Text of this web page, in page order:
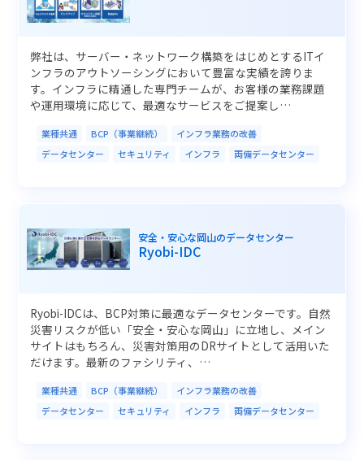
弊社は、サーバー・ネットワーク構築をはじめとするITイ
ンフラのアウトソーシングにおいて豊富な実績を誇りま
す。インフラに精通した専門チームが、お客様の業務課題
や運用環境に応じて、最適なサービスをご提案し…
業種共通 BCP（事業継続）
インフラ業務の改善
データセンター
セキュリティ インフラ 両備データセンター
安全・安心な岡山のデータセンター
Ryobi-IDC
Ryobi-IDCは、BCP対策に最適なデータセンターです。自然
災害リスクが低い「安全・安心な岡山」に立地し、メイン
サイトはもちろん、災害対策用のDRサイトとして活用いた
だけます。最新のファシリティ、…
業種共通 BCP（事業継続）
インフラ業務の改善
データセンター
セキュリティ インフラ 両備データセンター